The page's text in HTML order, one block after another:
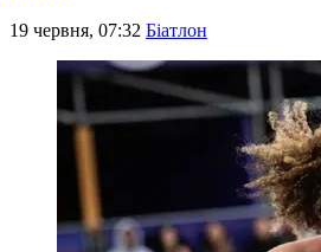
19 червня, 07:32 Біатлон